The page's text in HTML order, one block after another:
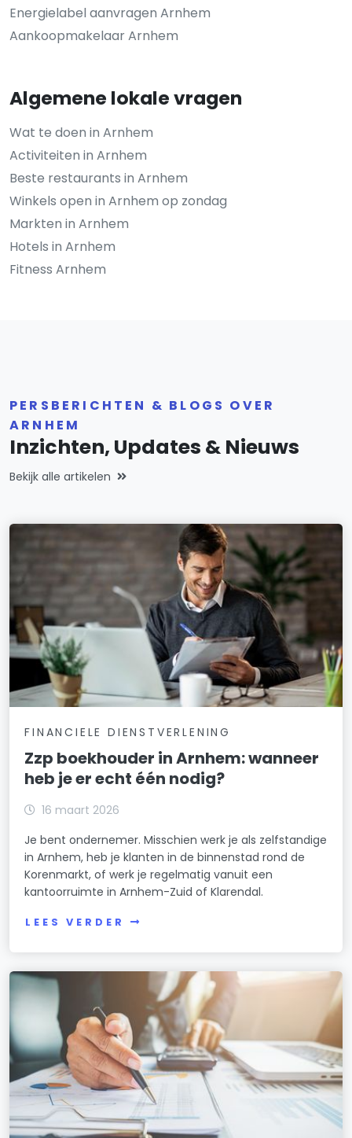
Energielabel aanvragen Arnhem
Aankoopmakelaar Arnhem
Algemene lokale vragen
Wat te doen in Arnhem
Activiteiten in Arnhem
Beste restaurants in Arnhem
Winkels open in Arnhem op zondag
Markten in Arnhem
Hotels in Arnhem
Fitness Arnhem
PERSBERICHTEN & BLOGS OVER
ARNHEM
Inzichten, Updates & Nieuws
Bekijk alle artikelen
FINANCIELE DIENSTVERLENING
Zzp boekhouder in Arnhem: wanneer
heb je er echt één nodig?
16 maart 2026
Je bent ondernemer. Misschien werk je als zelfstandige
in Arnhem, heb je klanten in de binnenstad rond de
Korenmarkt, of werk je regelmatig vanuit een
kantoorruimte in Arnhem-Zuid of Klarendal.
LEES VERDER